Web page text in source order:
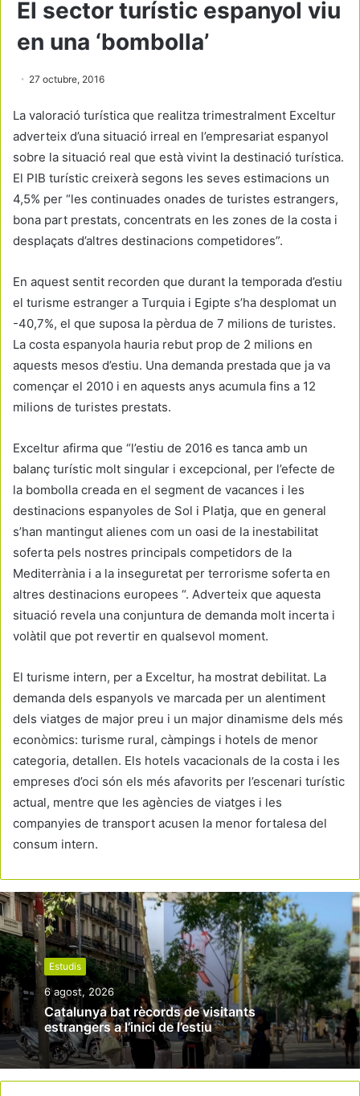
El sector turístic espanyol viu
en una ‘bombolla’
27 octubre, 2016
La valoració turística que realitza trimestralment Exceltur
adverteix d’una situació irreal en l’empresariat espanyol
sobre la situació real que està vivint la destinació turística.
El PIB turístic creixerà segons les seves estimacions un
4,5% per “les continuades onades de turistes estrangers,
bona part prestats, concentrats en les zones de la costa i
desplaçats d’altres destinacions competidores”.
En aquest sentit recorden que durant la temporada d’estiu
el turisme estranger a Turquia i Egipte s’ha desplomat un
-40,7%, el que suposa la pèrdua de 7 milions de turistes.
La costa espanyola hauria rebut prop de 2 milions en
aquests mesos d’estiu. Una demanda prestada que ja va
començar el 2010 i en aquests anys acumula fins a 12
milions de turistes prestats.
Exceltur afirma que “l’estiu de 2016 es tanca amb un
balanç turístic molt singular i excepcional, per l’efecte de
la bombolla creada en el segment de vacances i les
destinacions espanyoles de Sol i Platja, que en general
s’han mantingut alienes com un oasi de la inestabilitat
soferta pels nostres principals competidors de la
Mediterrània i a la inseguretat per terrorisme soferta en
altres destinacions europees “. Adverteix que aquesta
situació revela una conjuntura de demanda molt incerta i
volàtil que pot revertir en qualsevol moment.
El turisme intern, per a Exceltur, ha mostrat debilitat. La
demanda dels espanyols ve marcada per un alentiment
dels viatges de major preu i un major dinamisme dels més
econòmics: turisme rural, càmpings i hotels de menor
categoria, detallen. Els hotels vacacionals de la costa i les
empreses d’oci són els més afavorits per l’escenari turístic
actual, mentre que les agències de viatges i les
companyies de transport acusen la menor fortalesa del
consum intern.
Estudis
6 agost, 2026
Catalunya bat rècords de visitants
estrangers a l’inici de l’estiu